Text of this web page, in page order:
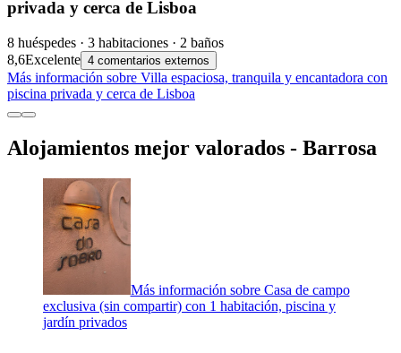
privada y cerca de Lisboa
8 huéspedes · 3 habitaciones · 2 baños
8,6Excelente 4 comentarios externos
Más información sobre Villa espaciosa, tranquila y encantadora con
piscina privada y cerca de Lisboa
Alojamientos mejor valorados - Barrosa
Más información sobre Casa de campo
exclusiva (sin compartir) con 1 habitación, piscina y
jardín privados